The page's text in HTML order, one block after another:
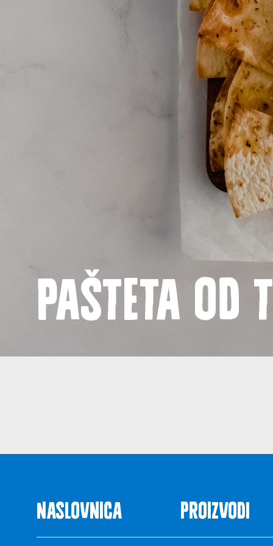
Recepti
Priča
Pašteta
Naslovnica Proizvodi